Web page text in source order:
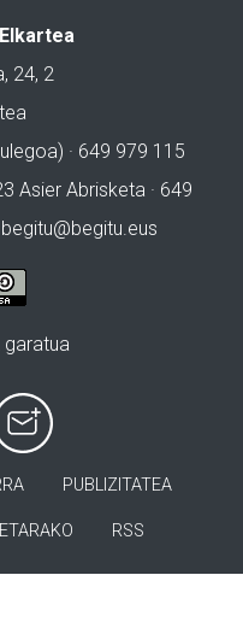
24, 2
· 649 979 115
Asier Abrisketa · 649
begitu@begitu.eus
PUBLIZITATEA
RSS